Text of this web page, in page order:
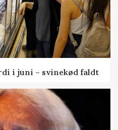
i juni – svinekød faldt